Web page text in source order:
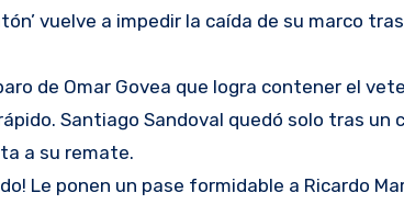
vuelve a impedir la caída de su marco
de Omar Govea que logra contener el
rápido. Santiago Sandoval quedó solo tras
a su remate.
Le ponen un pase formidable a Ricardo